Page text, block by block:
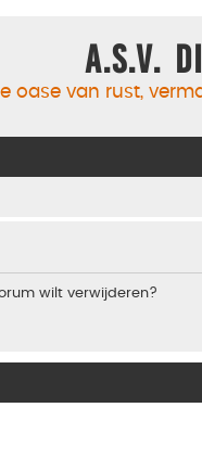
A.S.V.
oase van rust,
wilt verwijderen?